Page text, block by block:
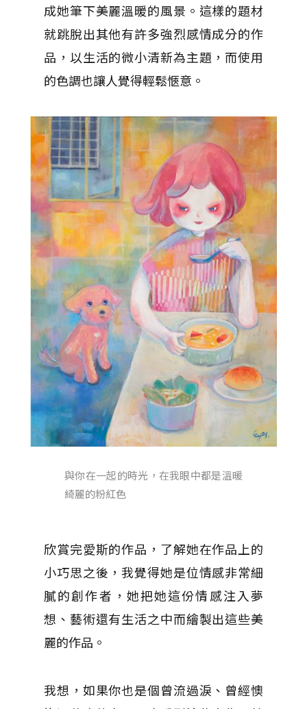
成她筆下美麗溫暖的風景。這樣的題材
就跳脫出其他有許多強烈感情成分的作
品，以生活的微小清新為主題，而使用
的色調也讓人覺得輕鬆愜意。
與你在一起的時光，在我眼中都是溫暖
綺麗的粉紅色
欣賞完愛斯的作品，了解她在作品上的
小巧思之後，我覺得她是位情感非常細
膩的創作者，她把她這份情感注入夢
想、藝術還有生活之中而繪製出這些美
麗的作品。
我想，如果你也是個曾流過淚、曾經懊